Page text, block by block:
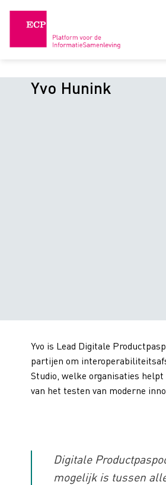
Yvo Hunink
Yvo is Lead Digitale
partijen om
Studio, welke organisaties
van het testen van moderne
Digitale
mogelijk is tussen